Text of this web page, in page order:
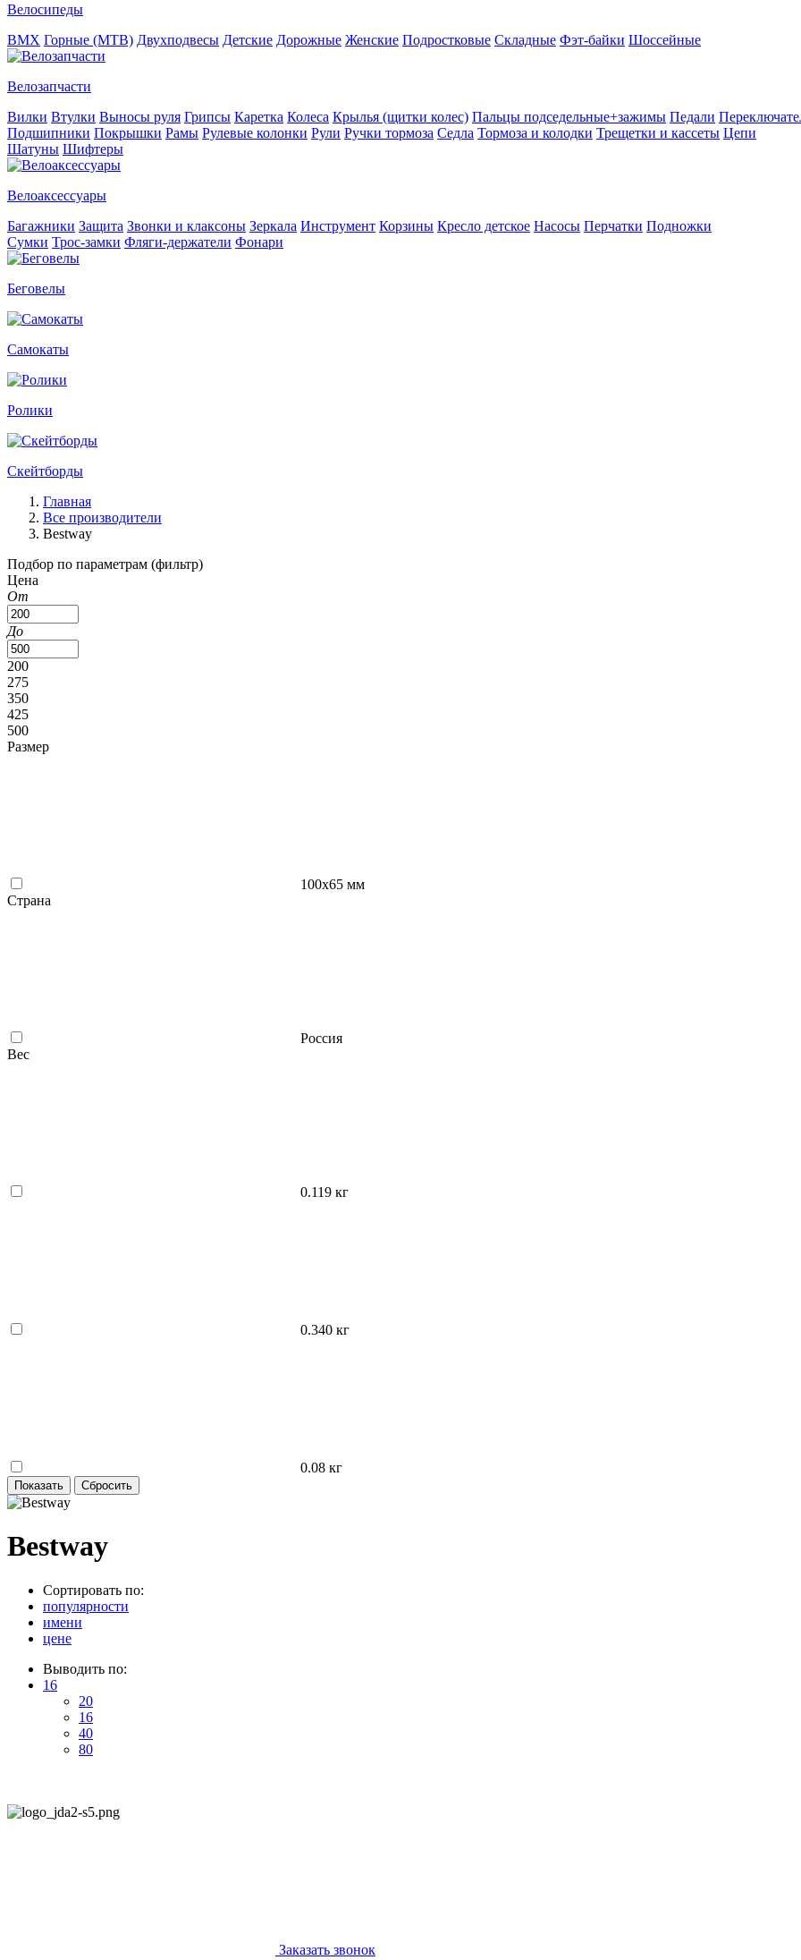
Велосипеды
BMX Горные (MTB) Двухподвесы Детские Дорожные Женские Подростковые Складные Фэт-байки Шоссейные
Велозапчасти
Вилки Втулки Выносы руля Грипсы Каретка Колеса Крылья (щитки колес) Пальцы подседельные+зажимы Педали
Подшипники Покрышки Рамы Рулевые колонки Рули Ручки тормоза Седла Тормоза и колодки Трещетки и кассеты Цепи
Шатуны Шифтеры
Велоаксессуары
Багажники Защита Звонки и клаксоны Зеркала Инструмент Корзины Кресло детское Насосы Перчатки Подножки
Сумки Трос-замки Фляги-держатели Фонари
Беговелы
Самокаты
Ролики
Скейтборды
Главная
Все производители
Bestway
Подбор по параметрам (фильтр)
Цена
От
До
200
275
350
425
500
Размер
100х65 мм
Страна
Россия
Вес
0.119 кг
0.340 кг
0.08 кг
Bestway
Сортировать по:
популярности
имени
цене
Выводить по:
16
20
16
40
80
Заказать звонок